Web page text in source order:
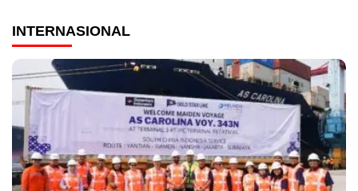
INTERNASIONAL